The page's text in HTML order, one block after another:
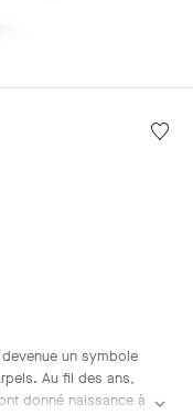
Liste
un symbole
Au fil des ans,
donné naissance à